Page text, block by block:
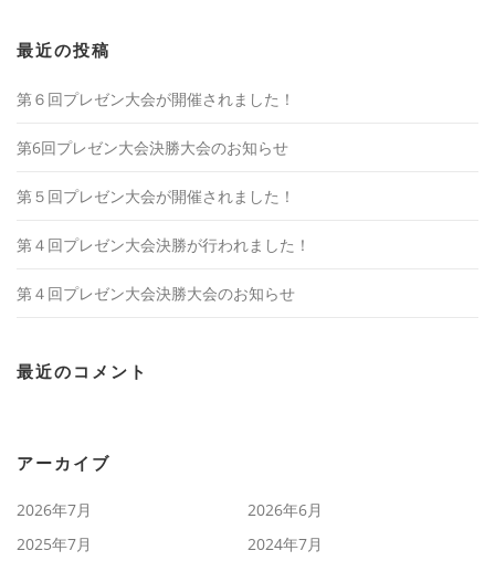
最近の投稿
第６回プレゼン大会が開催されました！
第6回プレゼン大会決勝大会のお知らせ
第５回プレゼン大会が開催されました！
第４回プレゼン大会決勝が行われました！
第４回プレゼン大会決勝大会のお知らせ
最近のコメント
アーカイブ
2026年7月
2026年6月
2025年7月
2024年7月